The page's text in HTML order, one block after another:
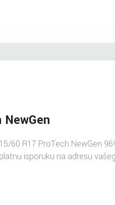
60 R17 ProTech NewGen
isporuku na adresu vašeg